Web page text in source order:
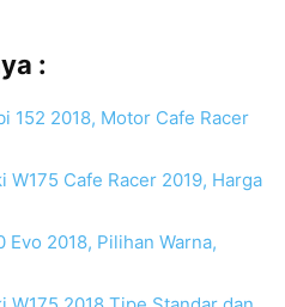
:
152 2018, Motor Cafe Racer
W175 Cafe Racer 2019, Harga
2018, Pilihan Warna,